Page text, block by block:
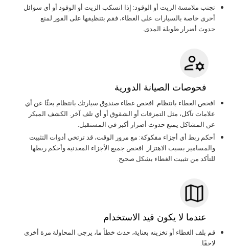
تجنب ملامسة الزيت أو الوقود: إذا انسكب الزيت أو الوقود أو أي سوائل
أخرى خاصة بالسيارات على الغطاء، فقم بتنظيفها على الفور لمنع
حدوث أضرار طويلة المدى.
فحوصات الصيانة الدورية
افحص الغطاء بانتظام: افحص غطاء صندوق سيارتك بانتظام بحثًا عن أي
علامات تآكل، مثل التمزقات أو الشقوق أو أي تلف آخر. الكشف المبكر
عن المشاكل يمنع حدوث أضرار أكبر في المستقبل.
أحكم ربط أي أجزاء مفكوكة: مع مرور الوقت، قد ترتخي أدوات التثبيت
والمسامير بسبب الاهتزاز. افحص جميع الأجزاء المعدنية وأحكم ربطها
للتأكد من تثبيت الغطاء بشكل صحيح.
عندما لا يكون قيد الاستخدام
قم بلف الغطاء أو تخزينه بعناية، حدث خطأ ما، يرجى المحاولة مرة أخرى
لاحقًا.